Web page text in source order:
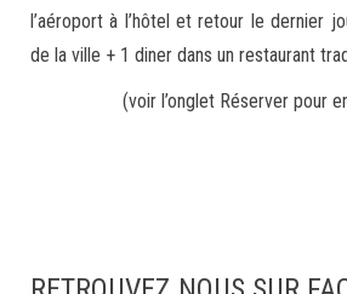
l’aéroport à l’hôtel et retour le dernier
de la ville + 1 diner dans un restaurant
(voir l’onglet Réserver pour